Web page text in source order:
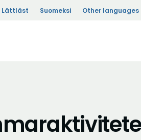
Lättläst Suomeksi Other languages